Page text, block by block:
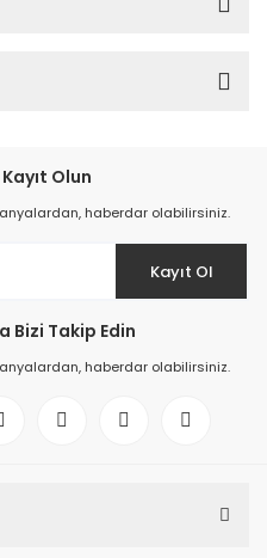
Olun
haberdar olabilirsiniz.
Kayıt Ol
Bizi Takip Edin
haberdar olabilirsiniz.